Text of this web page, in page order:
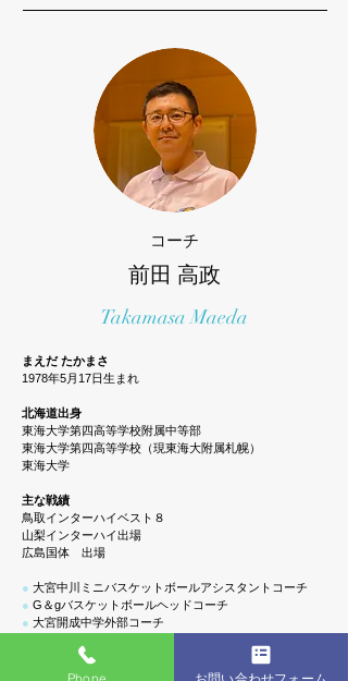
コーチ
前田 高政
Takamasa Maeda
まえだ たかまさ
1978年5月17日生まれ
北海道出身
東海大学第四高等学校附属中等部
東海大学第四高等学校（現東海大附属札幌）
東海大学
主な戦績
鳥取インターハイベスト８
山梨インターハイ出場
広島国体 出場
● 大宮中川ミニバスケットボールアシスタントコーチ
● G＆gバスケットボールヘッドコーチ
● 大宮開成中学外部コーチ
JBA公認E級審判
Phone お問い合わせフォーム